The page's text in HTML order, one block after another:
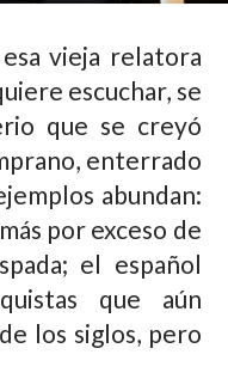
vieja relatora
escuchar, se
que se creyó
enterrado
abundan:
por exceso de
el español
que aún
los siglos, pero